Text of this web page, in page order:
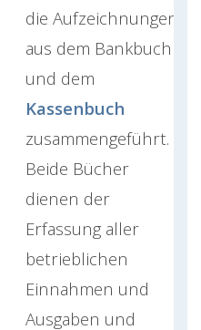
die Aufzeichnungen
aus dem Bankbuch
und dem
Kassenbuch
zusammengeführt.
Beide Bücher
dienen der
Erfassung aller
betrieblichen
Einnahmen und
Ausgaben und